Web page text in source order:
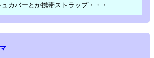
カバーとか携帯ストラップ・・・